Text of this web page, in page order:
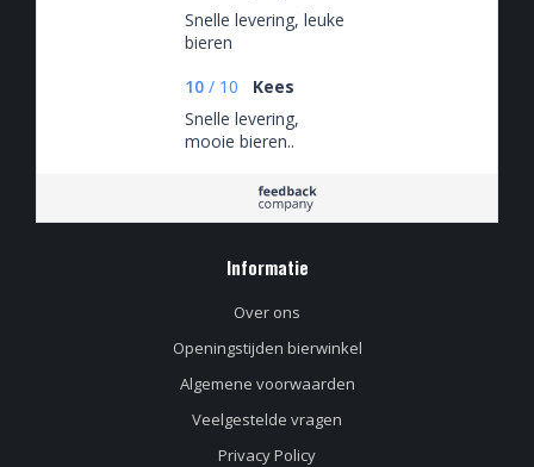
Snelle levering, leuke
bieren
10 / 10
Kees
Snelle levering,
mooie bieren..
Informatie
Over ons
Openingstijden bierwinkel
Algemene voorwaarden
Veelgestelde vragen
Privacy Policy